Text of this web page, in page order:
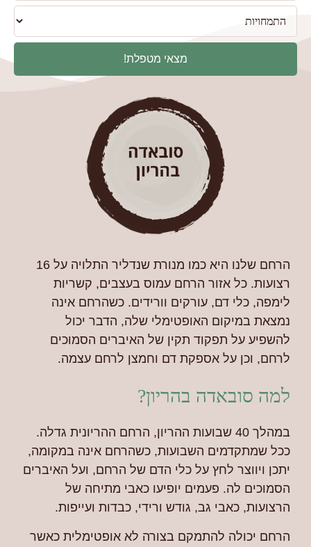
מצאי מטפלת!
הרחם שלנו היא כמו מנורת שנדליר התלויה על 16
רצועות. כל אזור הרחם עמוס בעצבים, קשריות
לימפה, כלי דם, עורקים וורידים. כשהרחם אינה
נמצאת במיקום האופטימלי שלה, הדבר יכול
להשפיע על תפקוד תקין של האיברים הסמוכים
לרחם, וכן על אספקת דם וחמצן לרחם עצמה.
למה סובאדה בהריון?
במהלך 40 שבועות ההריון, הרחם ההריונית גדלה.
ככל שמתקדמים השבועות, כשהרחם אינה במקומה,
יתכן ויווצר לחץ על כלי הדם של הרחם, ועל האיברים
הסמוכים לה. פעמים יופיעו כאבי מתיחה של
הרצועות, כאבי גב, גודש ורידי, כבדות ועייפות.
הרחם יכולה להתמקם בצורה לא אופטימלית כאשר